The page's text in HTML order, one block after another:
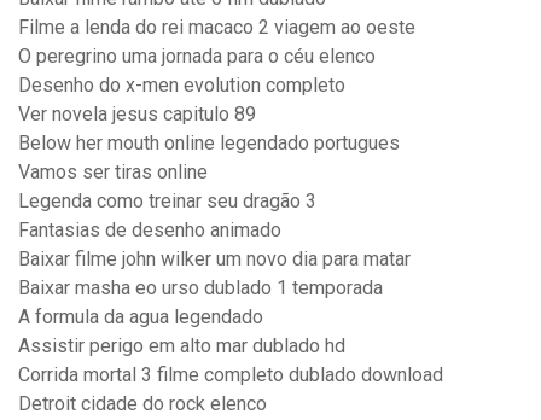
Filme a lenda do rei macaco 2 viagem ao oeste
O peregrino uma jornada para o céu elenco
Desenho do x-men evolution completo
Ver novela jesus capitulo 89
Below her mouth online legendado portugues
Vamos ser tiras online
Legenda como treinar seu dragão 3
Fantasias de desenho animado
Baixar filme john wilker um novo dia para matar
Baixar masha eo urso dublado 1 temporada
A formula da agua legendado
Assistir perigo em alto mar dublado hd
Corrida mortal 3 filme completo dublado download
Detroit cidade do rock elenco